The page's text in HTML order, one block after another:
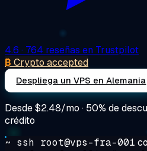
4.6 · 764 reseñas en Trustpilot
₿ Crypto accepted
Despliega un VPS en Alemania
Desde$2.48/mo · 50% de
crédito
~ ssh root@vps-fra-001